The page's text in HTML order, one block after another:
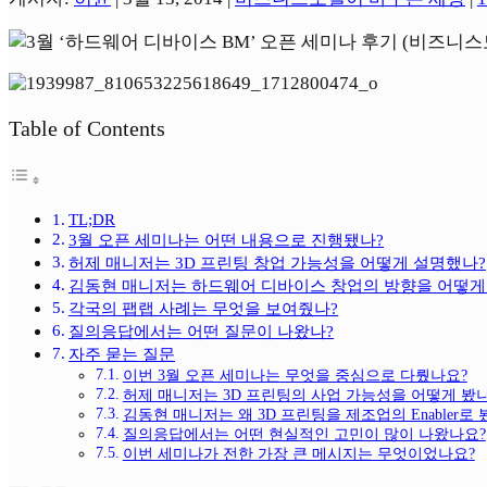
Table of Contents
TL;DR
3월 오픈 세미나는 어떤 내용으로 진행됐나?
허제 매니저는 3D 프린팅 창업 가능성을 어떻게 설명했나?
김동현 매니저는 하드웨어 디바이스 창업의 방향을 어떻
각국의 팹랩 사례는 무엇을 보여줬나?
질의응답에서는 어떤 질문이 나왔나?
자주 묻는 질문
이번 3월 오픈 세미나는 무엇을 중심으로 다뤘나요?
허제 매니저는 3D 프린팅의 사업 가능성을 어떻게 봤
김동현 매니저는 왜 3D 프린팅을 제조업의 Enabler로
질의응답에서는 어떤 현실적인 고민이 많이 나왔나요?
이번 세미나가 전한 가장 큰 메시지는 무엇이었나요?